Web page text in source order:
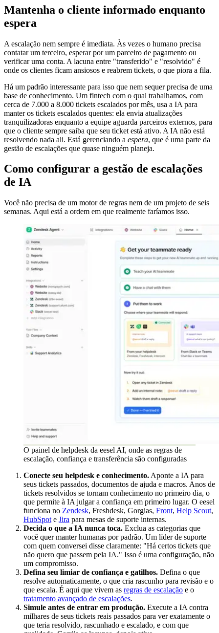
Mantenha o cliente informado enquanto
espera
A escalação nem sempre é imediata. Às vezes o humano precisa
contatar um terceiro, esperar por um parceiro de pagamento ou
verificar uma conta. A lacuna entre "transferido" e "resolvido" é
onde os clientes ficam ansiosos e reabrem tickets, o que piora a fila.
Há um padrão interessante para isso que nem sequer precisa de uma
base de conhecimento. Um fintech com o qual trabalhamos, com
cerca de 7.000 a 8.000 tickets escalados por mês, usa a IA para
manter os tickets escalados quentes: ela envia atualizações
tranquilizadoras enquanto a equipe aguarda parceiros externos, para
que o cliente sempre saiba que seu ticket está ativo. A IA não está
resolvendo nada ali. Está gerenciando a espera, que é uma parte da
gestão de escalações que quase ninguém planeja.
Como configurar a gestão de escalações
de IA
Você não precisa de um motor de regras nem de um projeto de seis
semanas. Aqui está a ordem em que realmente faríamos isso.
O painel de helpdesk da eesel AI, onde as regras de
escalação, confiança e transferência são configuradas
Conecte seu helpdesk e conhecimento. Aponte a IA para
seus tickets passados, documentos de ajuda e macros. Anos de
tickets resolvidos se tornam conhecimento no primeiro dia, o
que permite à IA julgar a confiança em primeiro lugar. O eesel
funciona no Zendesk, Freshdesk, Gorgias, Front, Help Scout,
HubSpot e Jira para mesas de suporte internas.
Decida o que a IA nunca toca. Exclua as categorias que
você quer manter humanas por padrão. Um líder de suporte
com quem conversei disse claramente: "Há certos tickets que
não quero que passem pela IA." Isso é uma configuração, não
um compromisso.
Defina seu limiar de confiança e gatilhos. Defina o que
resolve automaticamente, o que cria rascunho para revisão e o
que escala. É aqui que vivem as regras de escalação e o
tratamento avançado de escalações.
Simule antes de entrar em produção. Execute a IA contra
milhares de seus tickets reais passados para ver exatamente o
que teria resolvido, rascunhado e escalado, e com que